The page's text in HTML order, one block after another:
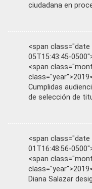
ciudadana en
<span
05T15:43:45-
<span
Cumplidas
de selección de
<span
01T16:48:56-
<span
Diana Salazar